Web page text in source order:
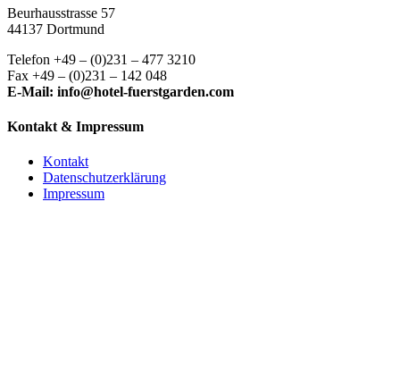
Beurhausstrasse 57
44137 Dortmund
Telefon +49 – (0)231 – 477 3210
Fax +49 – (0)231 – 142 048
E-Mail: info@hotel-fuerstgarden.com
Kontakt & Impressum
Kontakt
Datenschutzerklärung
Impressum